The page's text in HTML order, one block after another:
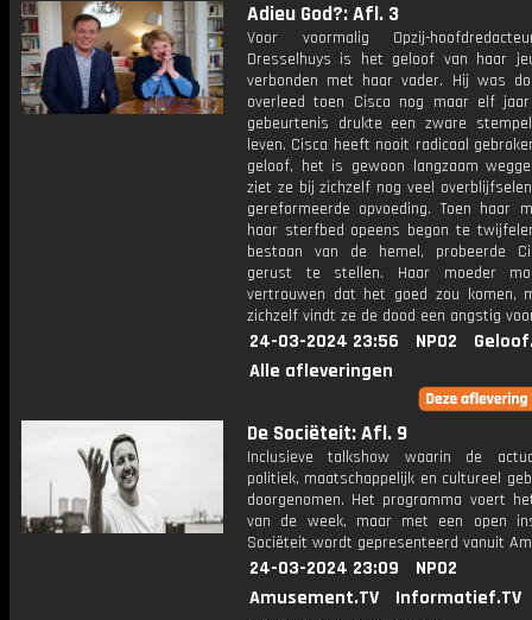
Adieu God?: Afl. 3
Voor voormalig Opzij-
Dresselhuys is het geloof van haar
verbonden met haar vader. Hij was
overleed toen Cisca nog maar elf
gebeurtenis drukte een zware
leven. Cisca heeft nooit radicaal
geloof, het is gewoon langzaam
ziet ze bij zichzelf nog veel
gereformeerde opvoeding. Toen haar
haar sterfbed opeens begon te
bestaan van de hemel, probeerde
gerust te stellen. Haar moeder
vertrouwen dat het goed zou komen,
zichzelf vindt ze de dood een angstig
24-03-2024 23:56 NPO2
Alle afleveringen
De Sociëteit: Afl. 9
Inclusieve talkshow waarin de
politiek, maatschappelijk en cultureel
doorgenomen. Het programma voert
van de week, maar met een open
Sociëteit wordt gepresenteerd vanuit
24-03-2024 23:09
NPO2
Amusement.TV
Informatief.TV